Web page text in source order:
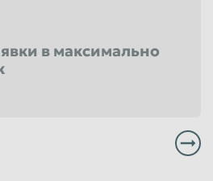
в максимально